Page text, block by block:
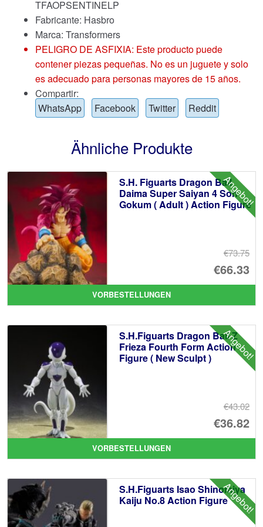
TFAOPSENTINELP
Fabricante: Hasbro
Marca: Transformers
PELIGRO DE ASFIXIA: Este producto puede
contener piezas pequeñas. No es un juguete y solo
es adecuado para personas mayores de 15 años.
Compartir:
WhatsApp
Facebook Twitter Reddit
Ähnliche Produkte
Angebot!
S.H. Figuarts Dragon Ball
Daima Super Saiyan 4 Son
Gokum ( Adult ) Action Figure
€73.75
€66.33
VORBESTELLUNGEN
Angebot!
S.H.Figuarts Dragon Ball Z
Frieza Fourth Form Action
Figure ( New Sculpt )
€43.02
€36.82
VORBESTELLUNGEN
Angebot!
S.H.Figuarts Isao Shinomiya
Kaiju No.8 Action Figure